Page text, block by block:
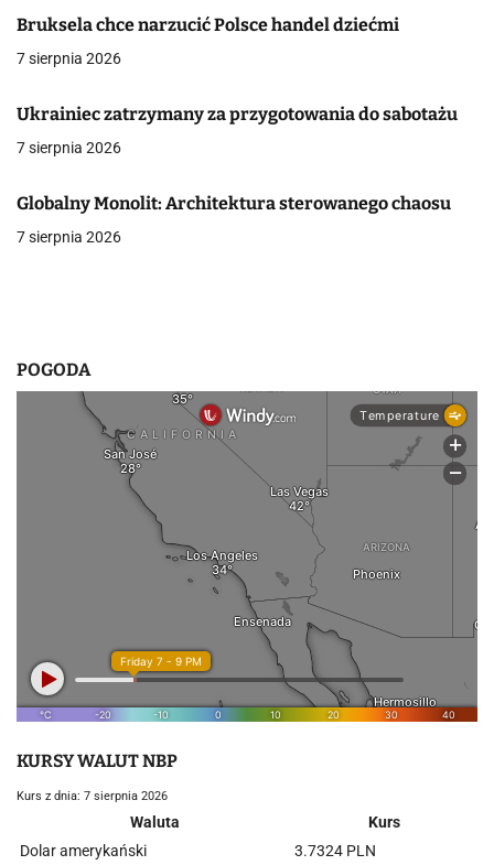
a
c
j
a
p
Bruksela chce narzucić Polsce handel dziećmi
7 sierpnia 2026
Ukrainiec zatrzymany za przygotowania do sabotażu
7 sierpnia 2026
Globalny Monolit: Architektura sterowanego chaosu
7 sierpnia 2026
POGODA
KURSY WALUT NBP
Kurs z dnia: 7 sierpnia 2026
Waluta
Kurs
Dolar amerykański
3.7324 PLN